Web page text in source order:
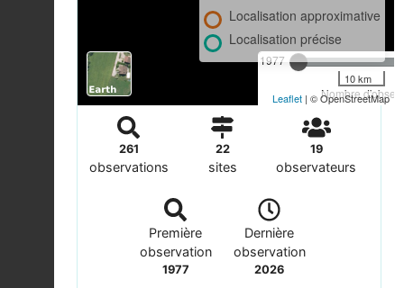
1977
Nombre
Localisation approximative
Localisation précise
10 km
Leaflet | © OpenStreetMap
261
observations
22
sites
19
observateurs
Première
observation
1977
Dernière
observation
2026